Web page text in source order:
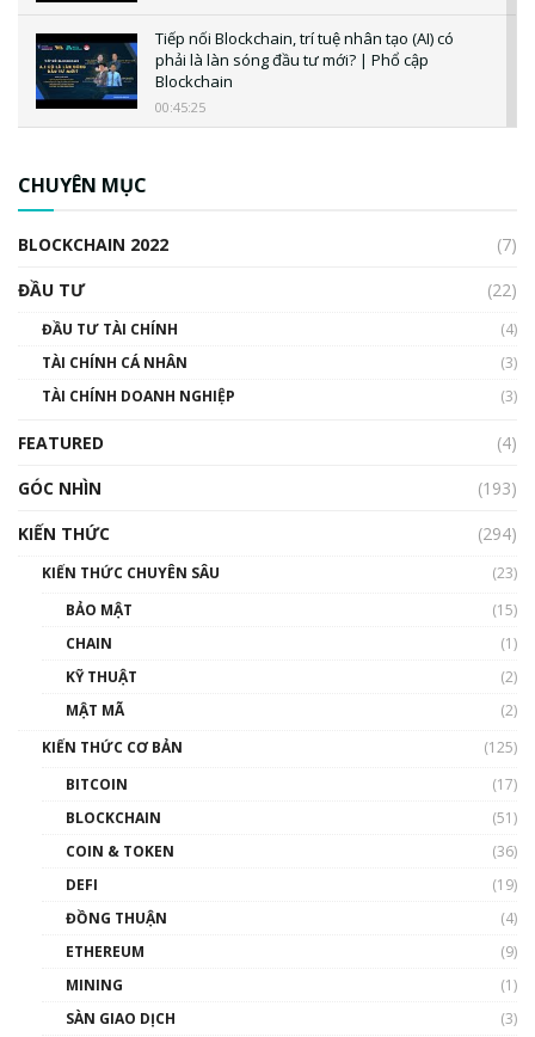
Tiếp nối Blockchain, trí tuệ nhân tạo (AI) có
phải là làn sóng đầu tư mới? | Phổ cập
Blockchain
00:45:25
00:02:14
Nhìn lại năm 2022: Những sự kiện ảnh hưởng
đến hệ sinh thái tiền mã hoá | Phổ cập
00:43:47
như thể nào?
00:39:31
Phổ cập Blockchain
thống & Crypto qua các cuộc chiến | Phổ cập
CHUYÊN MỤC
BLOCKCHAIN 2022
(7)
ĐẦU TƯ
(22)
ĐẦU TƯ TÀI CHÍNH
(4)
TÀI CHÍNH CÁ NHÂN
(3)
TÀI CHÍNH DOANH NGHIỆP
(3)
FEATURED
(4)
GÓC NHÌN
(193)
KIẾN THỨC
(294)
KIẾN THỨC CHUYÊN SÂU
(23)
BẢO MẬT
(15)
CHAIN
(1)
KỸ THUẬT
(2)
MẬT MÃ
(2)
KIẾN THỨC CƠ BẢN
(125)
BITCOIN
(17)
BLOCKCHAIN
(51)
COIN & TOKEN
(36)
DEFI
(19)
ĐỒNG THUẬN
(4)
ETHEREUM
(9)
MINING
(1)
SÀN GIAO DỊCH
(3)